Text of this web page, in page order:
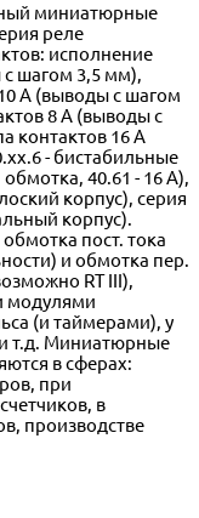
миниатюрные
реле
исполнение
с шагом 3,5 мм),
A (выводы с шагом
8 A (выводы с
контактов 16 A
- бистабильные
40.61 - 16 А),
корпус), серия
корпус).
пост. тока
и обмотка пер.
RT III),
модулями
(и таймерами), у
и т.д. Миниатюрные
в сферах:
при
в
производстве